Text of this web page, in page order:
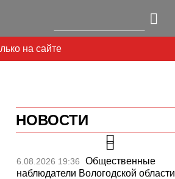
на сайте
НОВОСТИ
6.08.2026 19:36
Общественные
наблюдатели Вологодской области